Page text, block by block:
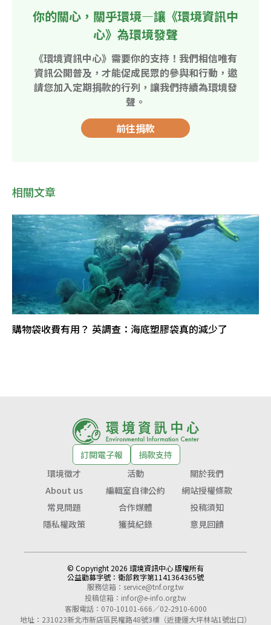
你的關心，關乎環境—讓《環境資訊中
心》為環境發聲
《環境資訊中心》需要你的支持！我們相信唯有
資訊公開普及，才能促成民眾的參與和行動，邀
請您加入定期捐款的行列，讓我們持續為環境發
聲。
前往捐款
相關文章
購物袋收費有用？ 英調查：海底塑膠袋真的減少了
訂閱電子報
捐款支持
環境徵才
活動
關於我們
About us
編輯室自律公約
網站授權條款
常見問題
合作媒體
投稿須知
隱私權政策
獲獎紀錄 意見回饋
© Copyright 2026 環境資訊中心 版權所有
公益勸募字號： 衛部救字第1141364365號
服務信箱： service@tnf.org.tw
投稿信箱： infor@e-info.org.tw
客服電話：070-10101-666／02-2910-6000
地址：231023新北市新店區民權路48號3樓（近捷運大坪林站1號出口）